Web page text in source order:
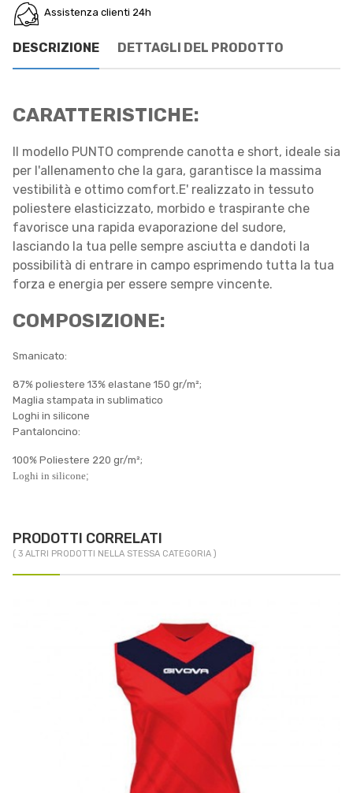
Assistenza clienti 24h
DESCRIZIONE DETTAGLI DEL PRODOTTO
CARATTERISTICHE:
Il modello PUNTO comprende canotta e short, ideale sia
per l'allenamento che la gara, garantisce la massima
vestibilità e ottimo comfort.E' realizzato in tessuto
poliestere elasticizzato, morbido e traspirante che
favorisce una rapida evaporazione del sudore,
lasciando la tua pelle sempre asciutta e dandoti la
possibilità di entrare in campo esprimendo tutta la tua
forza e energia per essere sempre vincente.
COMPOSIZIONE:
Smanicato:
87% poliestere 13% elastane 150 gr/m²;
Maglia stampata in sublimatico
Loghi in silicone
Pantaloncino:
100% Poliestere 220 gr/m²;
Loghi in silicone;
PRODOTTI CORRELATI
( 3 ALTRI PRODOTTI NELLA STESSA CATEGORIA )